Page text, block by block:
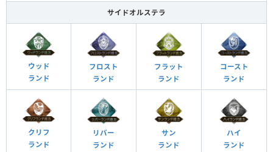
サイドオルステラ
ウッド
ランド
フロスト
ランド
フラット
ランド
コースト
ランド
クリフ
ランド
リバー
ランド
サン
ランド
ハイ
ランド